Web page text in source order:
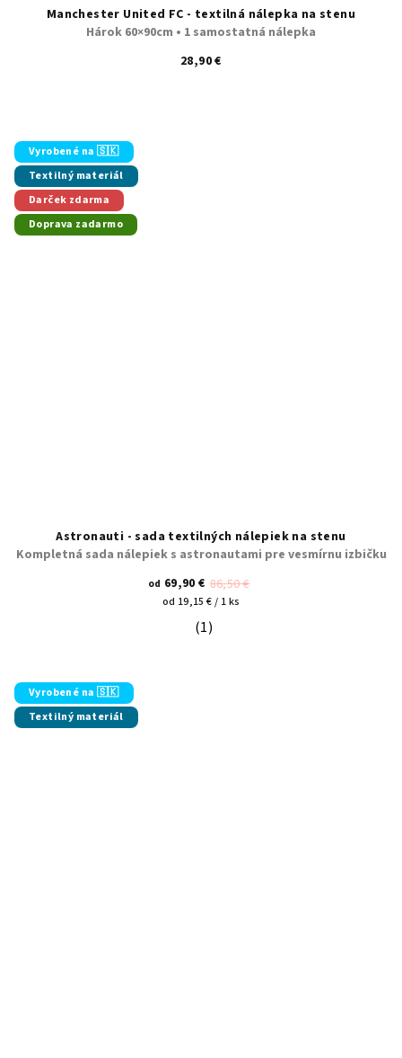
Manchester United FC - textilná nálepka na stenu
Hárok 60×90cm • 1 samostatná nálepka
28,90 €
Vyrobené na 🇸🇰
Textilný materiál
Darček zdarma
Doprava zadarmo
Astronauti - sada textilných nálepiek na stenu
Kompletná sada nálepiek s astronautami pre vesmírnu izbičku
od 69,90 € 86,50 €
Jednotková
od 19,15 € / 1 ks
Priemerné hodnotenie produktu
(1)
Vyrobené na 🇸🇰
Textilný materiál